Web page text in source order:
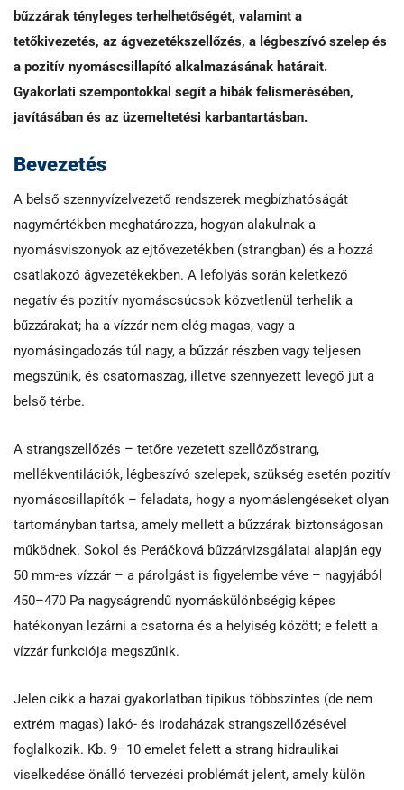
bűzzárak tényleges terhelhetőségét, valamint a
tetőkivezetés, az ágvezetékszellőzés, a légbeszívó szelep és
a pozitív nyomáscsillapító alkalmazásának határait.
Gyakorlati szempontokkal segít a hibák felismerésében,
javításában és az üzemeltetési karbantartásban.
Bevezetés
A belső szennyvízelvezető rendszerek megbízhatóságát
nagymértékben meghatározza, hogyan alakulnak a
nyomásviszonyok az ejtővezetékben (strangban) és a hozzá
csatlakozó ágvezetékekben. A lefolyás során keletkező
negatív és pozitív nyomáscsúcsok közvetlenül terhelik a
bűzzárakat; ha a vízzár nem elég magas, vagy a
nyomásingadozás túl nagy, a bűzzár részben vagy teljesen
megszűnik, és csatornaszag, illetve szennyezett levegő jut a
belső térbe.
A strangszellőzés – tetőre vezetett szellőzőstrang,
mellékventilációk, légbeszívó szelepek, szükség esetén pozitív
nyomáscsillapítók – feladata, hogy a nyomáslengéseket olyan
tartományban tartsa, amely mellett a bűzzárak biztonságosan
működnek. Sokol és Peráčková bűzzárvizsgálatai alapján egy
50 mm-es vízzár – a párolgást is figyelembe véve – nagyjából
450–470 Pa nagyságrendű nyomáskülönbségig képes
hatékonyan lezárni a csatorna és a helyiség között; e felett a
vízzár funkciója megszűnik.
Jelen cikk a hazai gyakorlatban tipikus többszintes (de nem
extrém magas) lakó- és irodaházak strangszellőzésével
foglalkozik. Kb. 9–10 emelet felett a strang hidraulikai
viselkedése önálló tervezési problémát jelent, amely külön